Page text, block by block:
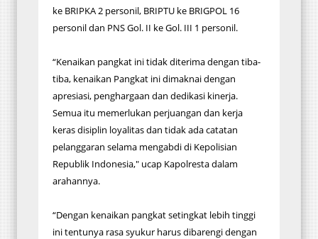
ke BRIPKA 2 personil, BRIPTU ke BRIGPOL 16
personil dan PNS Gol. II ke Gol. III 1 personil.
“Kenaikan pangkat ini tidak diterima dengan tiba-
tiba, kenaikan Pangkat ini dimaknai dengan
apresiasi, penghargaan dan dedikasi kinerja.
Semua itu memerlukan perjuangan dan kerja
keras disiplin loyalitas dan tidak ada catatan
pelanggaran selama mengabdi di Kepolisian
Republik Indonesia," ucap Kapolresta dalam
arahannya.
“Dengan kenaikan pangkat setingkat lebih tinggi
ini tentunya rasa syukur harus dibarengi dengan